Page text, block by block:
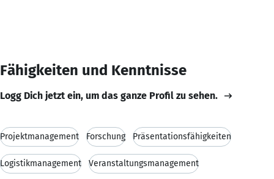
Fähigkeiten und Kenntnisse
Logg Dich jetzt ein, um das ganze Profil zu sehen.
Projektmanagement Forschung Präsentationsfähigkeiten
Logistikmanagement Veranstaltungsmanagement